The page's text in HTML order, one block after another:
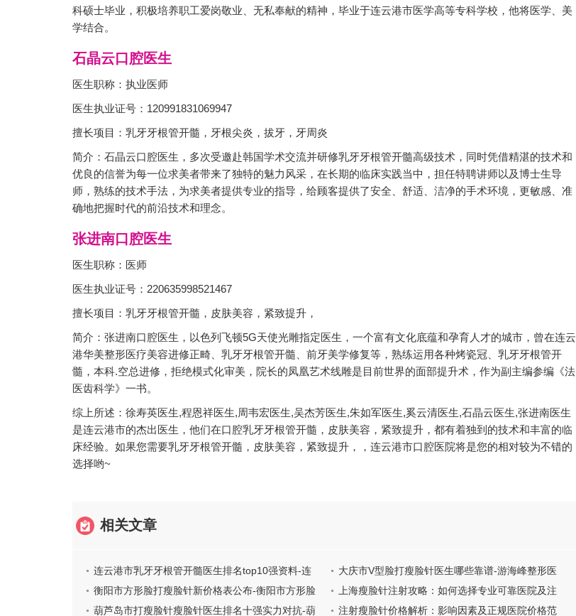
科硕士毕业，积极培养职工爱岗敬业、无私奉献的精神，毕业于连云港市医学高等专科学校，他将医学、美
学结合。
石晶云口腔医生
医生职称：执业医师
医生执业证号：120991831069947
擅长项目：乳牙牙根管开髓，牙根尖炎，拔牙，牙周炎
简介：石晶云口腔医生，多次受邀赴韩国学术交流并研修乳牙牙根管开髓高级技术，同时凭借精湛的技术和
优良的信誉为每一位求美者带来了独特的魅力风采，在长期的临床实践当中，担任特聘讲师以及博士生导
师，熟练的技术手法，为求美者提供专业的指导，给顾客提供了安全、舒适、洁净的手术环境，更敏感、准
确地把握时代的前沿技术和理念。
张进南口腔医生
医生职称：医师
医生执业证号：220635998521467
擅长项目：乳牙牙根管开髓，皮肤美容，紧致提升，
简介：张进南口腔医生，以色列飞顿5G天使光雕指定医生，一个富有文化底蕴和孕育人才的城市，曾在连云
港华美整形医疗美容进修正畸、乳牙牙根管开髓、前牙美学修复等，熟练运用各种烤瓷冠、乳牙牙根管开
髓，本科.空总进修，拒绝模式化审美，院长的凤凰艺术线雕是目前世界的面部提升术，作为副主编参编《法
医齿科学》一书。
综上所述：徐寿英医生,程恩祥医生,周韦宏医生,吴杰芳医生,朱如军医生,奚云清医生,石晶云医生,张进南医生
是连云港市的杰出医生，他们在口腔乳牙牙根管开髓，皮肤美容，紧致提升，都有着独到的技术和丰富的临
床经验。如果您需要乳牙牙根管开髓，皮肤美容，紧致提升，，连云港市口腔医院将是您的相对较为不错的
选择哟~
相关文章
连云港市乳牙牙根管开髓医生排名top10强资料-连
云港市张进南口腔医生
大庆市V型脸打瘦脸针医生哪些靠谱-游海峰整形医
生价格表一览
衡阳市方形脸打瘦脸针新价格表公布-衡阳市方形脸
打瘦脸针多少钱合理
上海瘦脸针注射攻略：如何选择专业可靠医院及注
意事项
葫芦岛市打瘦脸针瘦脸针医生排名十强实力对抗-葫 注射瘦脸针价格解析：影响因素及正规医院价格范